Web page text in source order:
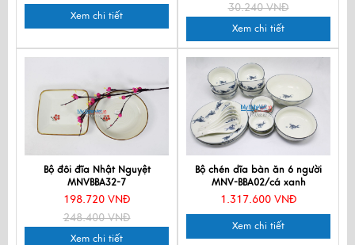
Xem chi tiết
30.240 VNĐ
Xem chi tiết
Bộ đôi đĩa Nhật Nguyệt
MNVBBA32-7
198.720 VNĐ
248.400 VNĐ
Xem chi tiết
Bộ chén dĩa bàn ăn 6 người
MNV-BBA02/cá xanh
1.317.600 VNĐ
Xem chi tiết